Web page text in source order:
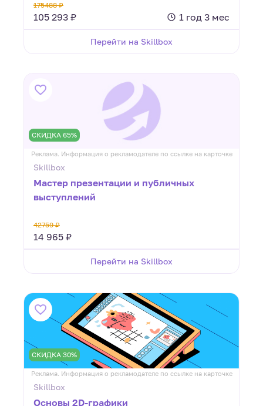
175488 ₽
105 293 ₽ 1 год 3 мес
Перейти на Skillbox
СКИДКА 65%
Реклама. Информация о рекламодателе по ссылке на карточке
Skillbox
Мастер презентации и публичных
выступлений
42759 ₽
14 965 ₽
Перейти на Skillbox
СКИДКА 30%
Реклама. Информация о рекламодателе по ссылке на карточке
Skillbox
Основы 2D-графики